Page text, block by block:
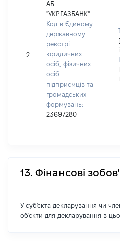
2
АБ
"УКРГАЗБАНК"
Код в Єдиному
державному
реєстрі
юридичних
осіб, фізичних
осіб –
підприємців та
громадських
формувань:
23697280
13. Фінансові
У суб'єкта декларування чи
об'єкти для декларування в